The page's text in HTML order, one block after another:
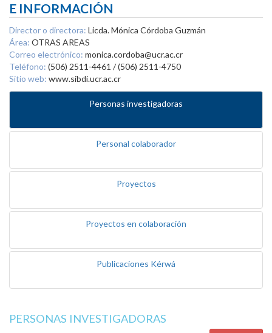
E INFORMACIÓN
Director o directora: Licda. Mónica Córdoba Guzmán
Área: OTRAS AREAS
Correo electrónico: monica.cordoba@ucr.ac.cr
Teléfono: (506) 2511-4461 / (506) 2511-4750
Sitio web: www.sibdi.ucr.ac.cr
Personas investigadoras
Personal colaborador
Proyectos
Proyectos en colaboración
Publicaciones Kérwá
PERSONAS INVESTIGADORAS